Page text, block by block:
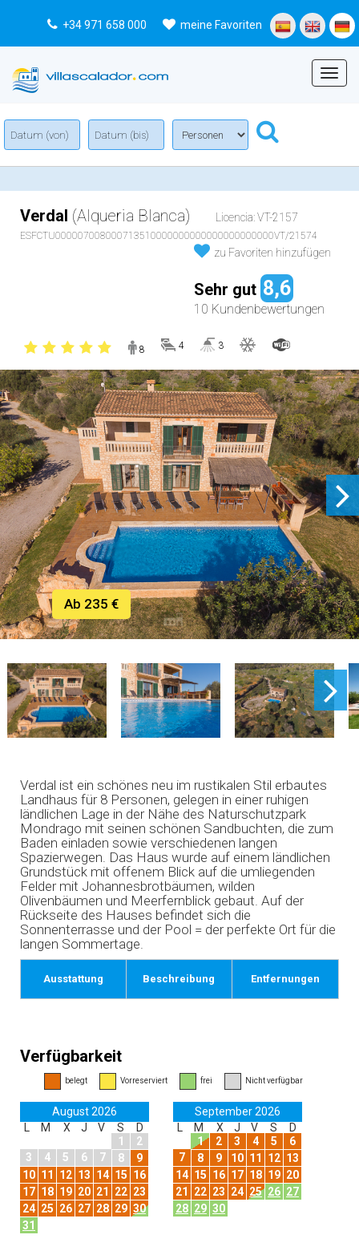
meine Favoriten
+34 971 658 000
Menu
Verdal (Alqueria Blanca) Licencia: VT-2157
ESFCTU000007008000713510000000000000000000000VT/21574
zu Favoriten hinzufügen
Sehr gut 8,6
10 Kundenbewertungen
8 4 3
Ab 235 €
Verdal ist ein schönes neu im rustikalen Stil erbautes
Landhaus für 8 Personen, gelegen in einer ruhigen
ländlichen Lage in der Nähe des Naturschutzpark
Mondrago mit seinen schönen Sandbuchten, die zum
Baden einladen sowie verschiedenen langen
Spazierwegen. Das Haus wurde auf einem ländlichen
Grundstück mit offenem Blick auf die umliegenden
Felder mit Johannesbrotbäumen, wilden
Olivenbäumen und Meerfernblick gebaut. Auf der
Rückseite des Hauses befindet sich die
Sonnenterrasse und der Pool = der perfekte Ort für die
langen Sommertage.
Ausstattung Beschreibung Entfernungen
Verfügbarkeit
belegt Vorreserviert frei Nicht verfügbar
August 2026
M X J V S
D
1
2
3
4 5 6 7 8
9
10 11 12 13 14 15 16
17 18 19 20 21 22 23
24 25 26 27 28 29 30
31
September 2026
M X J V S
D
1
2 3 4 5
6
7
8 9 10 11 12 13
14 15 16 17 18 19 20
21
22 23 24 25 26 27
28 29 30